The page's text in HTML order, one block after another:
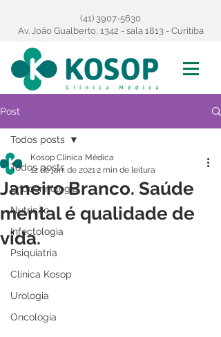
(41) 3907-5630
Av. João Gualberto, 1342 - sala 1813 - Curitiba
Post
Todos posts
Endocrinologia
Nutrição
Infectologia
Psiquiatria
Clínica Kosop
Urologia
Oncologia
Todos posts
Janeiro Branco. Saúde
mental é qualidade de
vida.
Kosop Clínica Médica
12 de jan. de 20212 min de leitura